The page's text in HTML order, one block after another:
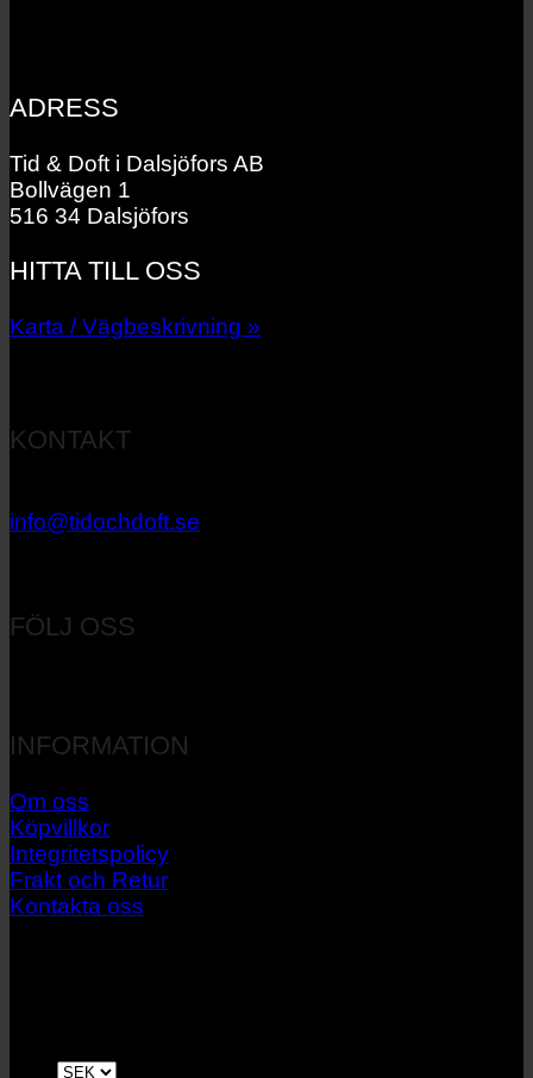
ADRESS
Tid & Doft i Dalsjöfors AB
Bollvägen 1
516 34 Dalsjöfors
HITTA TILL OSS
Karta / Vägbeskrivning »
KONTAKT
info@tidochdoft.se
FÖLJ OSS
INFORMATION
Om oss
Köpvillkor
Integritetspolicy
Frakt och Retur
Kontakta oss